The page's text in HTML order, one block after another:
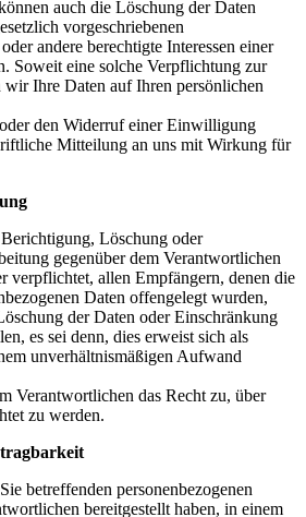
auch die Löschung der Daten
vorgeschriebenen
andere berechtigte Interessen einer
Soweit eine solche Verpflichtung zur
wir Ihre Daten auf Ihren persönlichen
den Widerruf einer Einwilligung
Mitteilung an uns mit Wirkung für
Löschung oder
gegenüber dem Verantwortlichen
verpflichtet, allen Empfängern, denen die
Daten offengelegt wurden,
der Daten oder Einschränkung
es sei denn, dies erweist sich als
unverhältnismäßigen Aufwand
Verantwortlichen das Recht zu, über
zu werden.
betreffenden personenbezogenen
bereitgestellt haben, in einem